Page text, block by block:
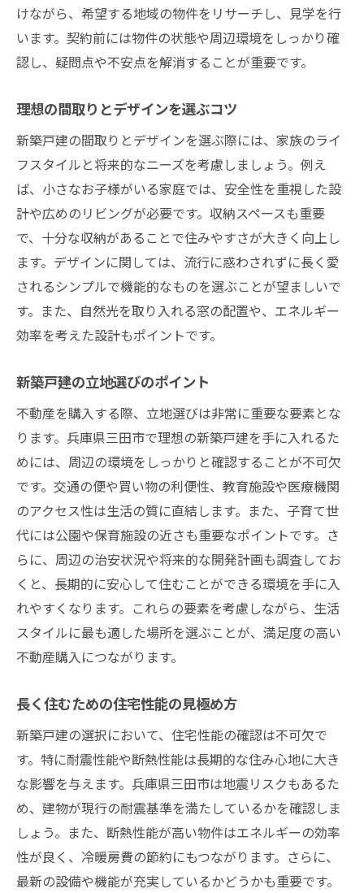
けながら、希望する地域の物件をリサーチし、見学を行
います。契約前には物件の状態や周辺環境をしっかり確
認し、疑問点や不安点を解消することが重要です。
理想の間取りとデザインを選ぶコツ
新築戸建の間取りとデザインを選ぶ際には、家族のライ
フスタイルと将来的なニーズを考慮しましょう。例え
ば、小さなお子様がいる家庭では、安全性を重視した設
計や広めのリビングが必要です。収納スペースも重要
で、十分な収納があることで住みやすさが大きく向上し
ます。デザインに関しては、流行に惑わされずに長く愛
されるシンプルで機能的なものを選ぶことが望ましいで
す。また、自然光を取り入れる窓の配置や、エネルギー
効率を考えた設計もポイントです。
新築戸建の立地選びのポイント
不動産を購入する際、立地選びは非常に重要な要素とな
ります。兵庫県三田市で理想の新築戸建を手に入れるた
めには、周辺の環境をしっかりと確認することが不可欠
です。交通の便や買い物の利便性、教育施設や医療機関
のアクセス性は生活の質に直結します。また、子育て世
代には公園や保育施設の近さも重要なポイントです。さ
らに、周辺の治安状況や将来的な開発計画も調査してお
くと、長期的に安心して住むことができる環境を手に入
れやすくなります。これらの要素を考慮しながら、生活
スタイルに最も適した場所を選ぶことが、満足度の高い
不動産購入につながります。
長く住むための住宅性能の見極め方
新築戸建の選択において、住宅性能の確認は不可欠で
す。特に耐震性能や断熱性能は長期的な住み心地に大き
な影響を与えます。兵庫県三田市は地震リスクもあるた
め、建物が現行の耐震基準を満たしているかを確認しま
しょう。また、断熱性能が高い物件はエネルギーの効率
性が良く、冷暖房費の節約にもつながります。さらに、
最新の設備や機能が充実しているかどうかも重要です。